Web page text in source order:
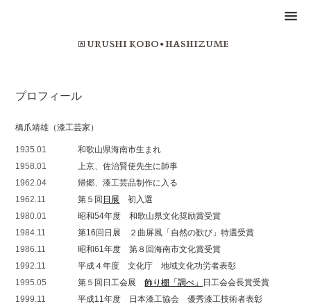
プロフィール
橋爪靖雄（漆工芸家）
1935.01
和歌山県海南市生まれ
1958.01
上京、佐治賢使先生に師事
1962.04
帰郷、漆工芸品制作に入る
1962.11
第５回 日展
初入選
1980.01
昭和54年度 和歌山県文化奨励賞受賞
1984.11
第16回日展 ２曲屏風「自然の歓び」特選受賞
1986.11
昭和61年度 第８回海南市文化賞受賞
1992.11
平成４年度 文化庁 地域文化功労者表彰
1995.05
第５回日工会展飾り棚「調べ」
日工会会長賞受賞
1999.11
平成11年度 日本漆工協会 優秀漆工技術者表彰